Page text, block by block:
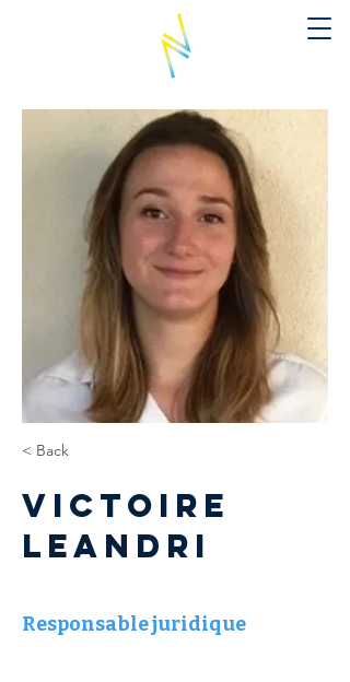
< Back
Victoire
LEANDRI
Responsable juridique